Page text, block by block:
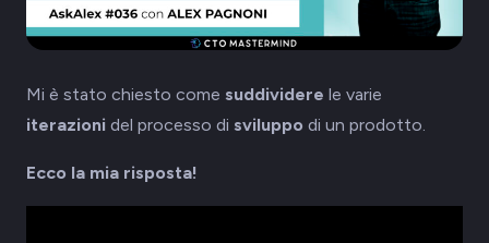
Mi è stato chiesto come suddividere le varie
iterazioni del processo di sviluppo di un prodotto.
Ecco la mia risposta!